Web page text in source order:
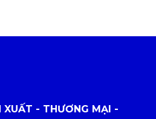
XUẤT - THƯƠNG MẠI -